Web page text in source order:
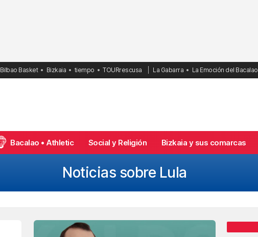
Bilbao Basket Bizkaia tiempo TOURrescusa La Gabarra La Emoción del Bacalao
Bacalao • Athletic Social y Religión Bizkaia y sus comarcas
Noticias sobre Lula